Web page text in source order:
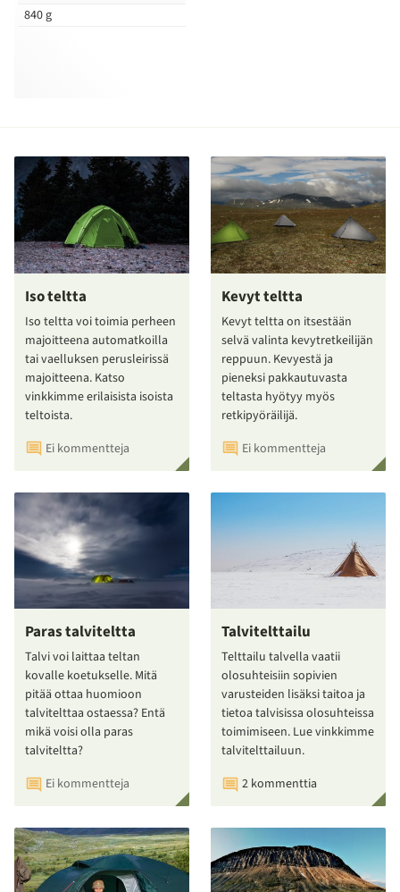
840 g
Iso teltta
Iso teltta voi toimia perheen
majoitteena automatkoilla
tai vaelluksen perusleirissä
majoitteena. Katso
vinkkimme erilaisista isoista
teltoista.
Ei kommentteja
Kevyt teltta
Kevyt teltta on itsestään
selvä valinta kevytretkeilijän
reppuun. Kevyestä ja
pieneksi pakkautuvasta
teltasta hyötyy myös
retkipyöräilijä.
Ei kommentteja
Paras talviteltta
Talvi voi laittaa teltan
kovalle koetukselle. Mitä
pitää ottaa huomioon
talvitelttaa ostaessa? Entä
mikä voisi olla paras
talviteltta?
Ei kommentteja
Talvitelttailu
Telttailu talvella vaatii
olosuhteisiin sopivien
varusteiden lisäksi taitoa ja
tietoa talvisissa olosuhteissa
toimimiseen. Lue vinkkimme
talvitelttailuun.
2 kommenttia